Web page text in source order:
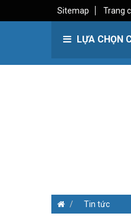
Sitemap Trang
LỰA CHỌN
Tin tức